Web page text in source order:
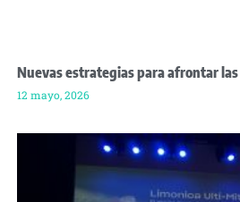
Nuevas estrategias para afrontar
12 mayo, 2026